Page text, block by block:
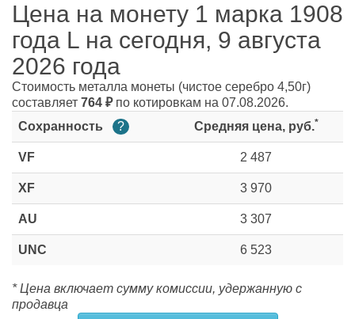
Цена на монету 1 марка 1908
года L на сегодня, 9 августа
2026 года
Стоимость металла монеты (чистое серебро 4,50г)
составляет 764 ₽по котировкам на 07.08.2026.
Сохранность
? Средняя цена, руб.*
VF 2 487
XF 3 970
AU 3 307
UNC 6 523
* Цена включает сумму комиссии, удержанную с
продавца